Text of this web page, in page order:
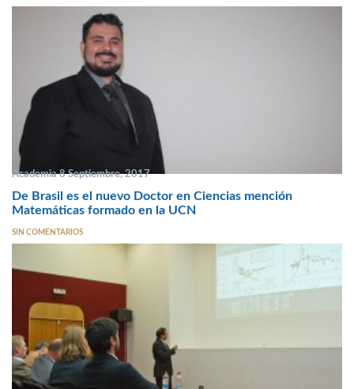
Academia 8 Septiembre, 2017
De Brasil es el nuevo Doctor en Ciencias mención
Matemáticas formado en la UCN
SIN COMENTARIOS